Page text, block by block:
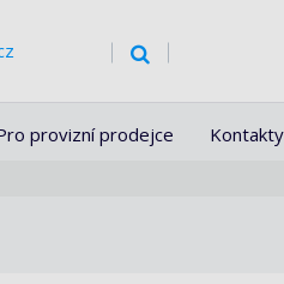
provizní prodejce Kontakty